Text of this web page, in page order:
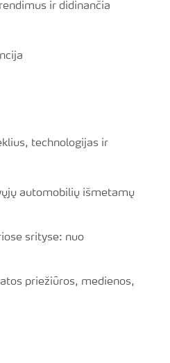
ir didinančia
technologijas ir
automobilių išmetamų
srityse: nuo
priežiūros, medienos,